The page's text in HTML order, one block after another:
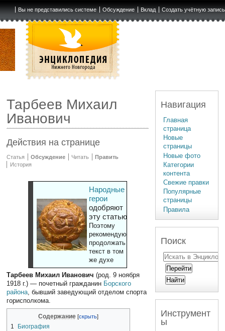
Вы не представились системе Обсуждение Вклад Создать учётную запись
Тарбеев Михаил
Иванович
Действия на странице
Статья Обсуждение Читать
Править
История
Народные
герои
одобряют
эту статью
Поэтому
рекомендуют
продолжать
текст в том
же духе
Тарбеев Михаил Иванович (род. 9 ноября
1918 г.) — почетный гражданин Борского
района, бывший заведующий отделом спорта
горисполкома.
Содержание
1
Биография
Навигация
Главная
страница
Новые
страницы
Новые фото
Категории
контента
Свежие правки
Популярные
страницы
Правила
Поиск
Инструмент
ы